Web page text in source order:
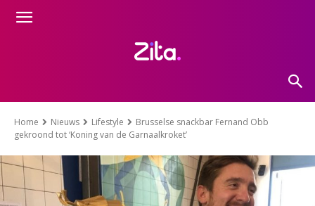
Home Nieuws Lifestyle
Brusselse snackbar Fernand Obb
gekroond tot ‘Koning van de Garnaalkroket’